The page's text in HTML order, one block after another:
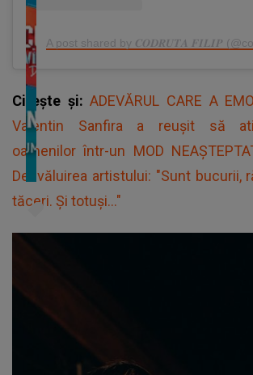
A post shared by 𝑪𝑶𝑫𝑹𝑼𝑻𝑨 𝑭𝑰𝑳𝑰𝑷
Citește și:ADEVĂRUL CARE A
Valentin Sanfira a reușit să
oamenilor într-un MOD
Dezvăluirea artistului: "Sunt bucurii,
tăceri. Și totuși..."